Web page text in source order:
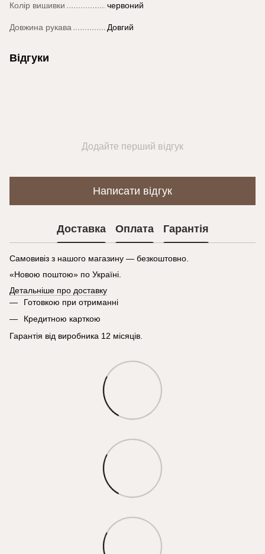
Колір вишивки червоний
Довжина рукава Довгий
Відгуки
Додайте перший відгук
Написати відгук
Доставка Оплата Гарантія
Самовивіз з нашого магазину — безкоштовно.
«Новою поштою» по Україні.
Детальніше про доставку
Готовкою при отриманні
Кредитною карткою
Гарантія від виробника 12 місяців.